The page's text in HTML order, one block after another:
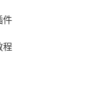
件
程